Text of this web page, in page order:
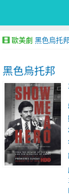
歐美劇 黑色烏托
黑色烏托邦